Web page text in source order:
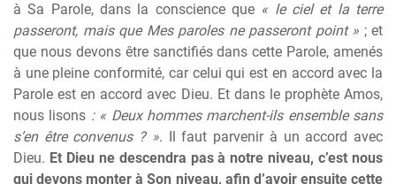
à Sa Parole, dans la conscience que « le ciel et la terre
passeront, mais que Mes paroles ne passeront point » ; et
que nous devons être sanctifiés dans cette Parole, amenés
à une pleine conformité, car celui qui est en accord avec la
Parole est en accord avec Dieu. Et dans le prophète Amos,
nous lisons : « Deux hommes marchent-ils ensemble sans
s’en être convenus ? ». Il faut parvenir à un accord avec
Dieu. Et Dieu ne descendra pas à notre niveau, c’est nous
qui devons monter à Son niveau, afin d’avoir ensuite cette